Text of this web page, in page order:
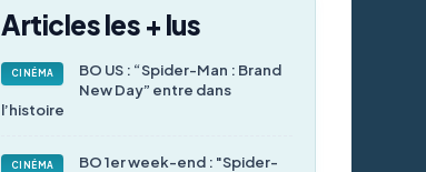
Articles les + lus
CINÉMA
BO US : “Spider-Man : Brand
New Day” entre dans
l’histoire
CINÉMA
BO 1er week-end : "Spider-